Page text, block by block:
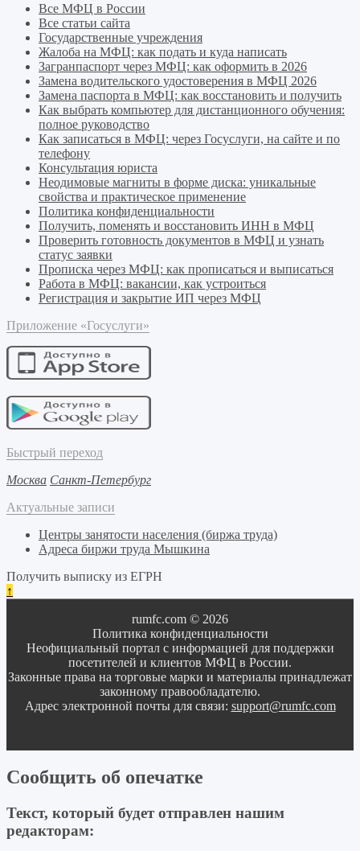
Все МФЦ в России
Все статьи сайта
Государственные учреждения
Жалоба на МФЦ: как подать и куда написать
Загранпаспорт через МФЦ: как оформить в 2026
Замена водительского удостоверения в МФЦ 2026
Замена паспорта в МФЦ: как восстановить и получить
Как выбрать компьютер для дистанционного обучения:
полное руководство
Как записаться в МФЦ: через Госуслуги, на сайте и по
телефону
Консультация юриста
Неодимовые магниты в форме диска: уникальные
свойства и практическое применение
Политика конфиденциальности
Получить, поменять и восстановить ИНН в МФЦ
Проверить готовность документов в МФЦ и узнать
статус заявки
Прописка через МФЦ: как прописаться и выписаться
Работа в МФЦ: вакансии, как устроиться
Регистрация и закрытие ИП через МФЦ
Приложение «Госуслуги»
Быстрый переход
Москва Санкт-Петербург
Актуальные записи
Центры занятости населения (биржа труда)
Адреса биржи труда Мышкина
Получить выписку из ЕГРН
↑
rumfc.com © 2026
Политика конфиденциальности
Неофициальный портал с информацией для поддержки
посетителей и клиентов МФЦ в России.
Законные права на торговые марки и материалы принадлежат
законному правообладателю.
Адрес электронной почты для связи: support@rumfc.com
Сообщить об опечатке
Текст, который будет отправлен нашим
редакторам: